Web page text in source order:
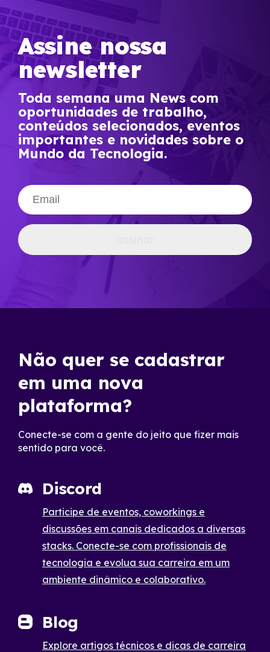
Assine nossa
newsletter
Toda semana uma News com
oportunidades de trabalho,
conteúdos selecionados, eventos
importantes e novidades sobre o
Mundo da Tecnologia.
Não quer se cadastrar
em uma nova
plataforma?
Conecte-se com a gente do jeito que fizer mais
sentido para você.
Discord
Participe de eventos, coworkings e
discussões em canais dedicados a diversas
stacks. Conecte-se com profissionais de
tecnologia e evolua sua carreira em um
ambiente dinâmico e colaborativo.
Blog
Explore artigos técnicos e dicas de carreira